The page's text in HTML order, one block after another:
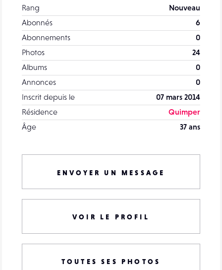
Rang
Nouveau
Abonnés
6
Abonnements
0
Photos
24
Albums
0
Annonces
0
Inscrit depuis le
07 mars 2014
Résidence
Quimper
Âge
37 ans
ENVOYER UN MESSAGE
VOIR LE PROFIL
TOUTES SES PHOTOS